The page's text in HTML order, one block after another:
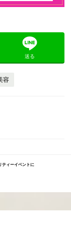
送る
容
ティーイベントに